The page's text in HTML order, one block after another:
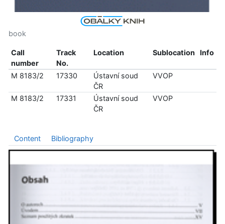
book
Call
number
Track
No.
Location Sublocation Info
M 8183/2 17330
Ústavní soud
ČR
VVOP
M 8183/2 17331
Ústavní soud
ČR
VVOP
Content Bibliography